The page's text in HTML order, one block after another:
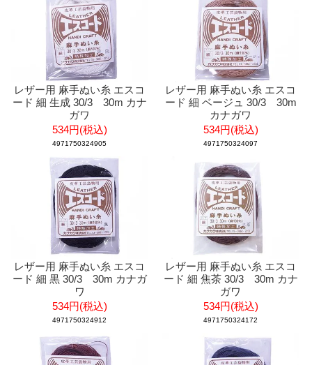
レザー用 麻手ぬい糸 エスコ
ード 細 生成 30/3 30m カナ
ガワ
534円(税込)
4971750324905
レザー用 麻手ぬい糸 エスコ
ード 細 ベージュ 30/3 30m
カナガワ
534円(税込)
4971750324097
レザー用 麻手ぬい糸 エスコ
ード 細 黒 30/3 30m カナガ
ワ
534円(税込)
4971750324912
レザー用 麻手ぬい糸 エスコ
ード 細 焦茶 30/3 30m カナ
ガワ
534円(税込)
4971750324172